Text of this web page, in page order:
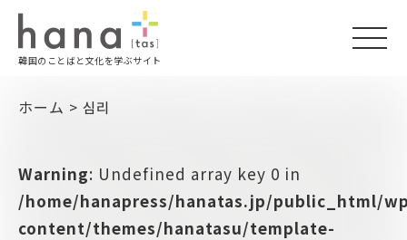
韓国のことばと文化を学ぶサイト
ホーム > 심리
Warning: Undefined array key 0 in
/home/hanapress/hanatas.jp/public_html/
content/themes/hanatasu/template-